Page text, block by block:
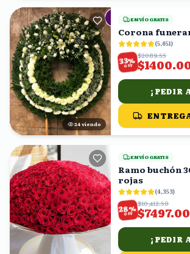
23 viendo
ENVÍO GRATIS
Corona
(5,651)
33%
OFF
$2089.55
¡PEDIR
ENVÍO GRATIS
Ramo buchón
rojas
(4,353)
28%
OFF
$10,412.50
$7497.00
¡PEDIR